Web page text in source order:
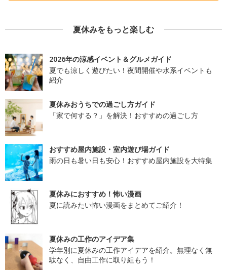
夏休みをもっと楽しむ
2026年の涼感イベント＆グルメガイド
夏でも涼しく遊びたい！夜間開催や水系イベントも
紹介
夏休みおうちでの過ごし方ガイド
「家で何する？」を解決！おすすめの過ごし方
おすすめ屋内施設・室内遊び場ガイド
雨の日も暑い日も安心！おすすめ屋内施設を大特集
夏休みにおすすめ！怖い漫画
夏に読みたい怖い漫画をまとめてご紹介！
夏休みの工作のアイデア集
学年別に夏休みの工作アイデアを紹介。無理なく無
駄なく、自由工作に取り組もう！